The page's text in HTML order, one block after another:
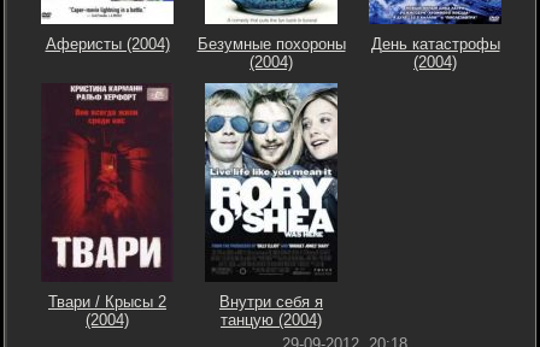
Аферисты (2004)
Безумные похороны
(2004)
День катастрофы
(2004)
Твари / Крысы 2
(2004)
Внутри себя я
танцую (2004)